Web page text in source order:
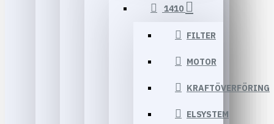
1410
FILTER
MOTOR
KRAFTÖVERFÖRING
ELSYSTEM